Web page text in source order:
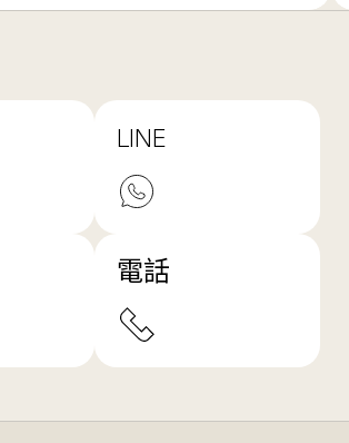
LINE
電話